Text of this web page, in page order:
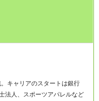
キャリアのスタートは銀行
法人、スポーツアパレルなど